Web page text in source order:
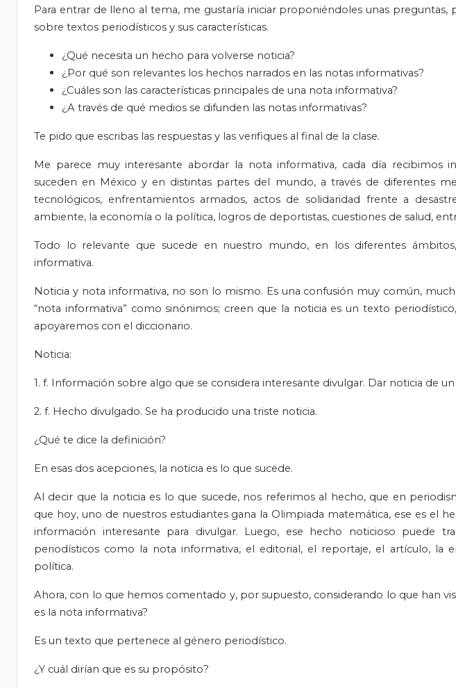
Para entrar de lleno al tema, me gustaría iniciar proponiéndoles unas preguntas,
sobre textos periodísticos y sus características.
¿Qué necesita un hecho para volverse noticia?
¿Por qué son relevantes los hechos narrados en las notas informativas?
¿Cuáles son las características principales de una nota informativa?
¿A través de qué medios se difunden las notas informativas?
Te pido que escribas las respuestas y las verifiques al final de la clase.
Me parece muy interesante abordar la nota informativa, cada día recibimos
suceden en México y en distintas partes del mundo, a través de diferentes
tecnológicos, enfrentamientos armados, actos de solidaridad frente a
ambiente, la economía o la política, logros de deportistas, cuestiones de salud,
Todo lo relevante que sucede en nuestro mundo, en los diferentes
informativa.
Noticia y nota informativa, no son lo mismo. Es una confusión muy común,
“nota informativa” como sinónimos; creen que la noticia es un texto
apoyaremos con el diccionario.
Noticia:
1. f. Información sobre algo que se considera interesante divulgar. Dar noticia de
2. f. Hecho divulgado. Se ha producido una triste noticia.
¿Qué te dice la definición?
En esas dos acepciones, la noticia es lo que sucede.
Al decir que la noticia es lo que sucede, nos referimos al hecho, que en
que hoy, uno de nuestros estudiantes gana la Olimpiada matemática, ese es el
información interesante para divulgar. Luego, ese hecho noticioso puede
periodísticos como la nota informativa, el editorial, el reportaje, el artículo, la
política.
Ahora, con lo que hemos comentado y, por supuesto, considerando lo que han
es la nota informativa?
Es un texto que pertenece al género periodístico.
¿Y cuál dirían que es su propósito?